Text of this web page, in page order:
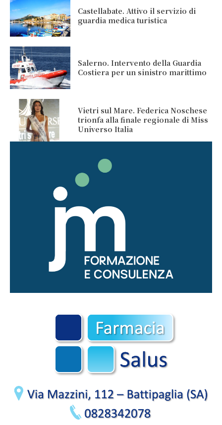
Castellabate. Attivo il servizio di
guardia medica turistica
Salerno. Intervento della Guardia
Costiera per un sinistro marittimo
Vietri sul Mare. Federica Noschese
trionfa alla finale regionale di Miss
Universo Italia